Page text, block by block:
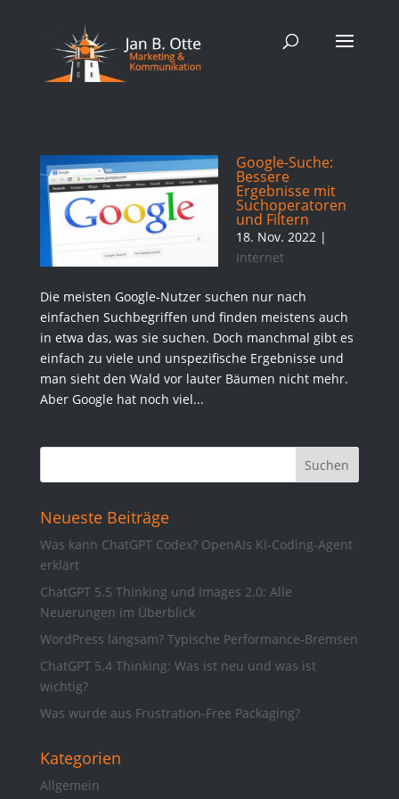
Google-Suche:
Bessere
Ergebnisse mit
Suchoperatoren
und Filtern
18. Nov. 2022|
Internet
Die meisten Google-Nutzer suchen nur nach
einfachen Suchbegriffen und finden meistens auch
in etwa das, was sie suchen. Doch manchmal gibt es
einfach zu viele und unspezifische Ergebnisse und
man sieht den Wald vor lauter Bäumen nicht mehr.
Aber Google hat noch viel...
Neueste Beiträge
Was kann ChatGPT Codex? OpenAIs KI-Coding-Agent
erklärt
ChatGPT 5.5 Thinking und Images 2.0: Alle
Neuerungen im Überblick
WordPress langsam? Typische Performance-Bremsen
ChatGPT 5.4 Thinking: Was ist neu und was ist
wichtig?
Was wurde aus Frustration-Free Packaging?
Kategorien
Allgemein